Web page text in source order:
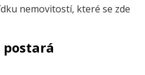
nemovitostí, které se zde
postará